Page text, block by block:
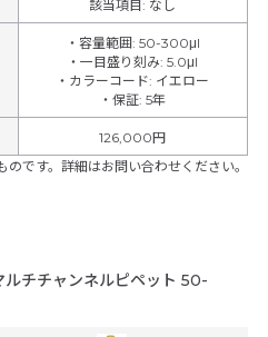
該当項目: なし
・容量範囲: 50-300μl
・一目盛り刻み:5.0μl
・カラーコード: イエロー
・保証:5年
126,000円
です。詳細はお問い合わせください。
チチャンネルピペット 50-